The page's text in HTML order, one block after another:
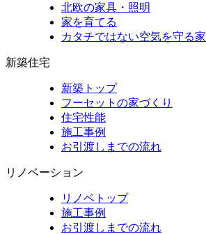
北欧の家具・照明
家を育てる
カタチではない空気を守る家
新築住宅
新築トップ
フーセットの家づくり
住宅性能
施工事例
お引渡しまでの流れ
リノベーション
リノベトップ
施工事例
お引渡しまでの流れ